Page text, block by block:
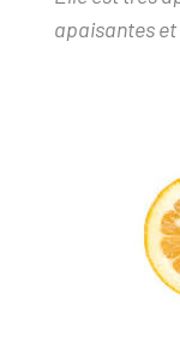
apaisantes